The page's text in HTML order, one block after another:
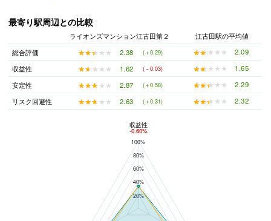
最寄り駅周辺との比較
ライオンズマンション江古田第２
江古田駅の平均値
総合評価
★★★★★
★★★★★ 2.38 (＋0.29) ★★★★★
★★★★★
2.09
収益性
★★★★★
★★★★★ 1.62 (－0.03) ★★★★★
★★★★★
1.65
安定性
★★★★★
★★★★★ 2.87 (＋0.58) ★★★★★
★★★★★
2.29
リスク回避性
★★★★★
★★★★★ 2.63 (＋0.31) ★★★★★
★★★★★ 2.32
100%
80%
60%
40%
20%
収益性
-0.60%